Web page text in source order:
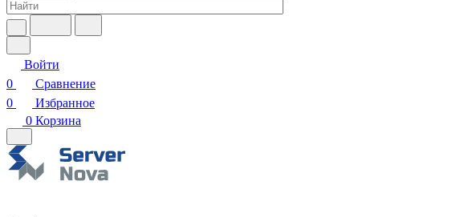
Войти
0
Сравнение
0
Избранное
0 Корзина